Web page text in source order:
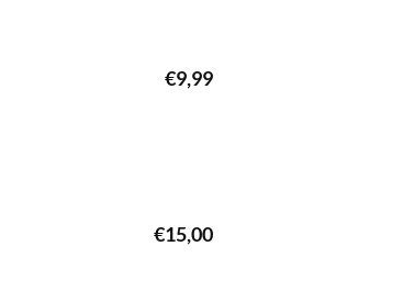
€9,99
€15,00